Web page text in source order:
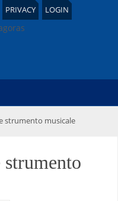
PRIVACY LOGIN
strumento musicale